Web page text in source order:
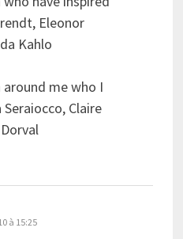
Eleonor
Kahlo
me who I
Claire
à 15:25